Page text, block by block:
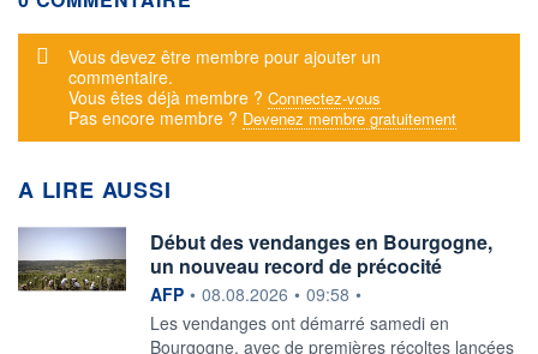
Message d'alerte
Vous devez être membre pour ajouter un
commentaire.
Vous êtes déjà membre ? Connectez-vous
Pas encore membre ? Devenez membre gratuitement
A LIRE AUSSI
Début des vendanges en Bourgogne,
un nouveau record de précocité
information fournie par
AFP • 08.08.2026 • 09:58 •
Les vendanges ont démarré samedi en
Bourgogne, avec de premières récoltes lancées